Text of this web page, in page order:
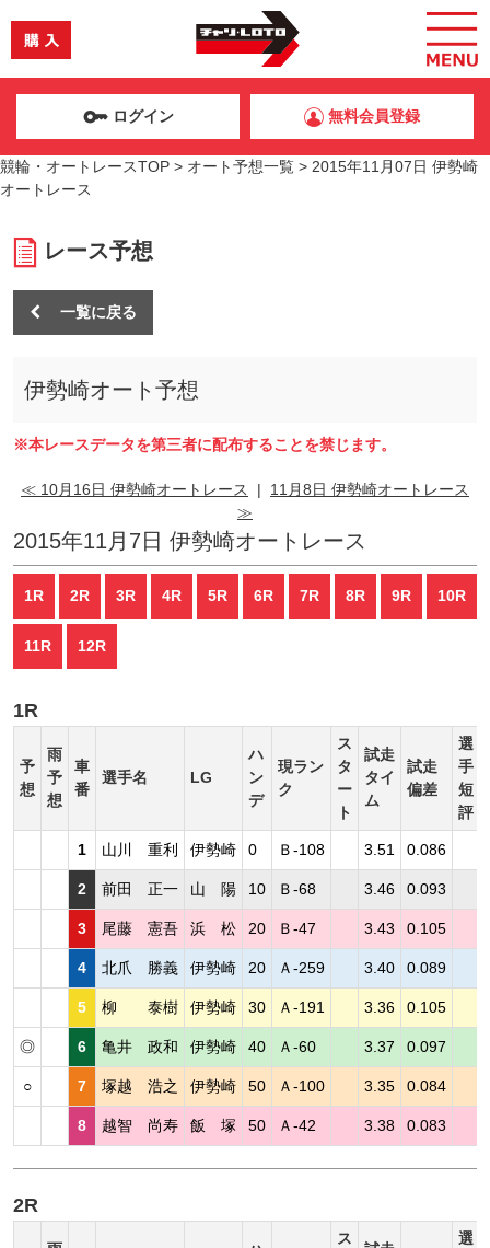
ログイン 無料会員登録
競輪・オートレースTOP > オート予想一覧 > 2015年11月07日 伊勢崎
オートレース
レース予想
一覧に戻る
伊勢崎オート予想
※本レースデータを第三者に配布することを禁じます。
≪ 10月16日 伊勢崎オートレース | 11月8日 伊勢崎オートレース
≫
2015年11月7日 伊勢崎オートレース
1R 2R 3R 4R 5R 6R 7R 8R 9R 10R
11R 12R
1R
予
想
雨
予
想
車
番
選手名 LG
ハ
ン
デ
現ラン
ク
ス
タ
ー
ト
試走
タイ
ム
試走
偏差
選
手
短
評
1 山川 重利 伊勢崎 0 Ｂ-108 3.51 0.086
2 前田 正一 山 陽 10 Ｂ-68 3.46 0.093
3 尾藤 憲吾 浜 松 20 Ｂ-47 3.43 0.105
4 北爪 勝義 伊勢崎 20 Ａ-259 3.40 0.089
5 柳 泰樹 伊勢崎 30 Ａ-191 3.36 0.105
◎ 6 亀井 政和 伊勢崎 40 Ａ-60 3.37 0.097
○ 7 塚越 浩之 伊勢崎 50 Ａ-100 3.35 0.084
8 越智 尚寿 飯 塚 50 Ａ-42 3.38 0.083
2R
ス
選